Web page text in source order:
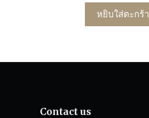
หยิบใส่ตะกร้า
Contact us